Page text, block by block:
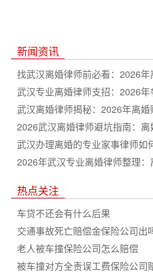
新闻资讯
找武汉离婚律师前必看：2026
武汉专业离婚律师支招：2026
武汉离婚律师揭秘：2026年离
2026武汉离婚律师避坑指南：
养权纠纷一站通
武汉办理离婚的专业家事律师如
费与流程详解
2026年武汉专业离婚律师整理
热点关注
车贷不还会有什么后果
交通事故死亡赔偿金保险公司出
老人被车撞保险公司怎么赔偿
被车撞对方全责误工费保险公司